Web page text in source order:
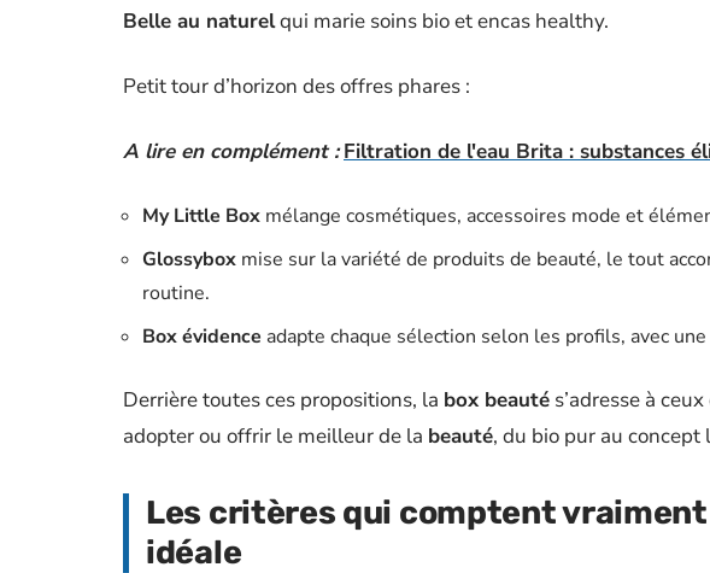
Belle au naturelqui marie soins bio et encas healthy.
Petit tour d’horizon des offres phares :
A lire en complément : Filtration de l'eau Brita : substances
My Little Box mélange cosmétiques, accessoires mode et
Glossybox mise sur la variété de produits de beauté, le tout
routine.
Box évidence adapte chaque sélection selon les profils, avec
Derrière toutes ces propositions, la box beauté s’adresse à
adopter ou offrir le meilleur de la beauté, du bio pur au concept
Les critères qui comptent
idéale